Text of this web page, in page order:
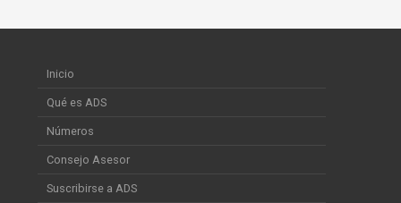
Inicio
Qué es ADS
Números
Consejo Asesor
Suscribirse a ADS